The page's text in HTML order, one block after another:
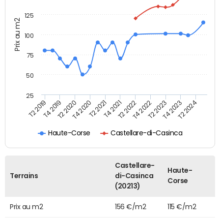
Prix au m2
Haute-Corse Castellare-di-Casinca
T2 2019T4 2019T2 2020T4 2020T2 2021T4 2021T2 2022T4 2022T2 2023T4 2023T2 2024
25
50
75
100
125
Terrains
Castellare-
di-Casinca
(20213)
Haute-
Corse
Prix au m2 156 €/m2 115 €/m2